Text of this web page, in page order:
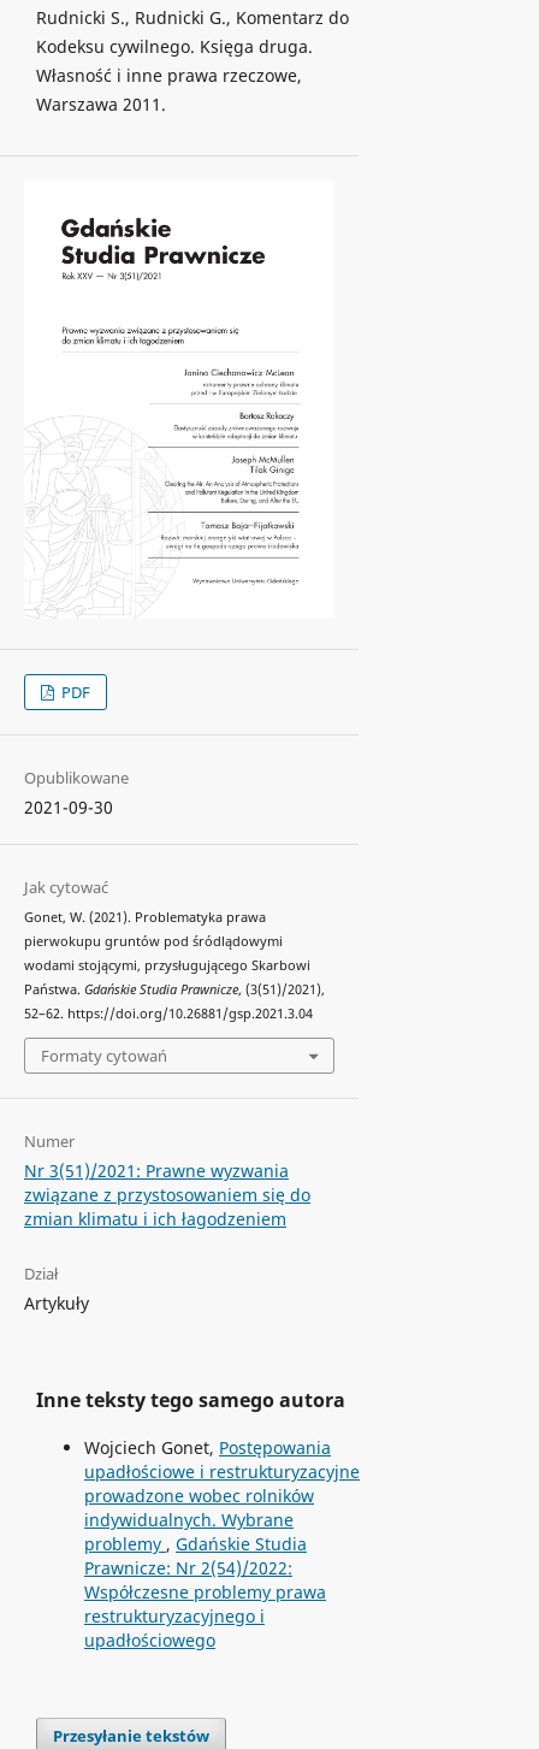
Rudnicki S., Rudnicki G., Komentarz do
Kodeksu cywilnego. Księga druga.
Własność i inne prawa rzeczowe,
Warszawa 2011.
PDF
Opublikowane
2021-09-30
Jak cytować
Gonet, W. (2021). Problematyka prawa
pierwokupu gruntów pod śródlądowymi
wodami stojącymi, przysługującego Skarbowi
Państwa. Gdańskie Studia Prawnicze, (3(51)/2021),
52–62. https://doi.org/10.26881/gsp.2021.3.04
Formaty cytowań
Numer
Nr 3(51)/2021: Prawne wyzwania
związane z przystosowaniem się do
zmian klimatu i ich łagodzeniem
Dział
Artykuły
Inne teksty tego samego autora
Wojciech Gonet, Postępowania
upadłościowe i restrukturyzacyjne
prowadzone wobec rolników
indywidualnych. Wybrane
problemy , Gdańskie Studia
Prawnicze: Nr 2(54)/2022:
Współczesne problemy prawa
restrukturyzacyjnego i
upadłościowego
Przesyłanie tekstów